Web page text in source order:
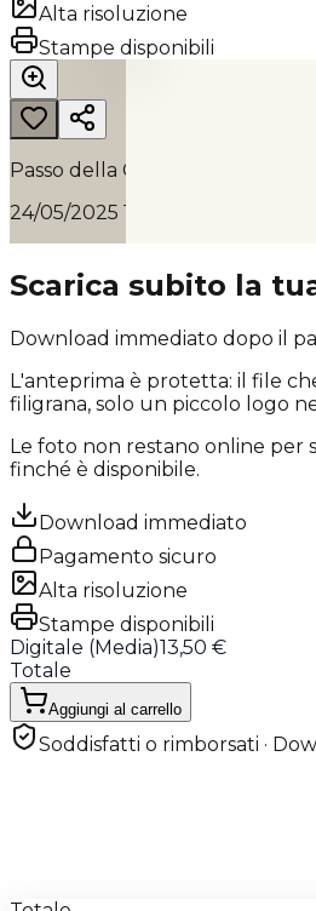
Alta risoluzione
Stampe disponibili
Passo della Cisa
24/05/2025 15:19
Scarica subito la
Download immediato dopo il
L'anteprima è protetta: il file
filigrana, solo un piccolo logo
Le foto non restano online per
finché è disponibile.
Download immediato
Pagamento sicuro
Alta risoluzione
Stampe disponibili
Digitale (Media)13,50 €
Totale
Aggiungi al carrello
Soddisfatti o rimborsati ·